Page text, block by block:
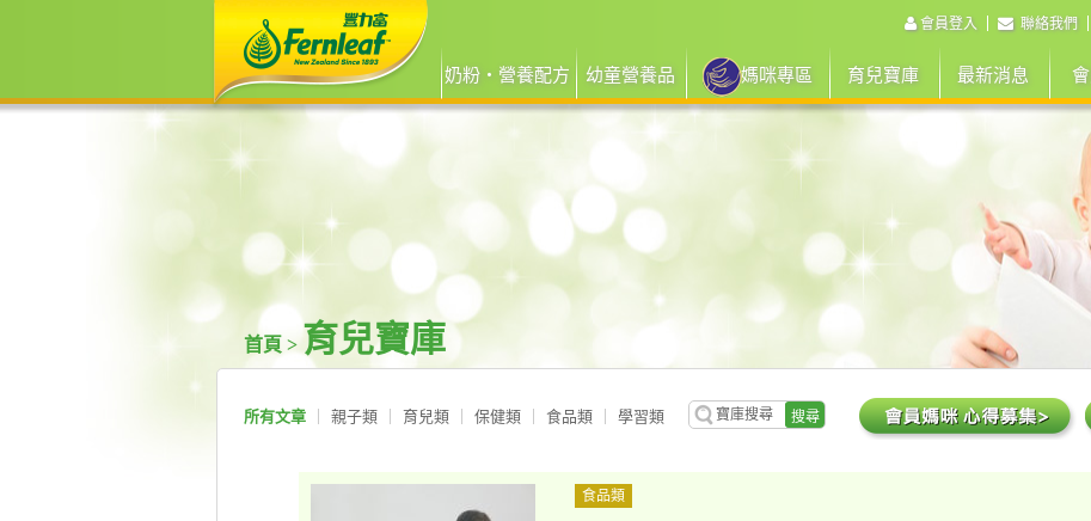
會員登入 聯絡我們
奶粉‧營養配方 幼童營養品 媽咪專區 育兒寶庫 最新消息
首頁 > 育兒寶庫
所有文章 親子類 育兒類 保健類 食品類 學習類 搜尋
食品類